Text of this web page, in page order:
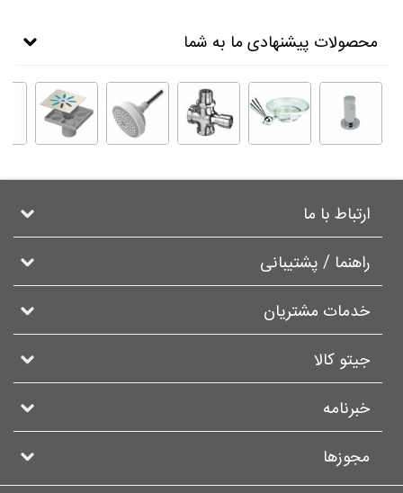
محصولات پیشنهادی ما به شما
ارتباط با ما
راهنما / پشتیبانی
خدمات مشتریان
جیتو کالا
خبرنامه
مجوزها